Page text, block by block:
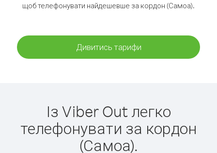
щоб телефонувати найдешевше за кордон (Самоа).
Дивитись тарифи
Із Viber Out легко
телефонувати за кордон
(Самоа).